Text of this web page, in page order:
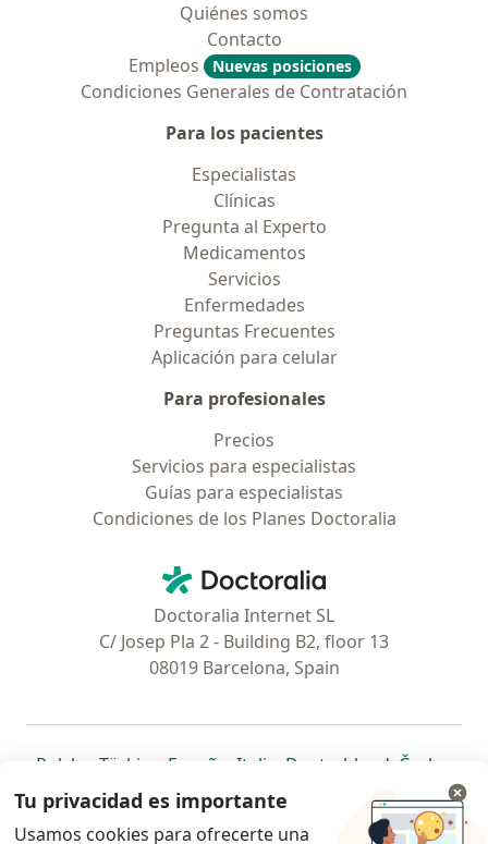
Quiénes somos
Contacto
Empleos
Nuevas posiciones
Condiciones Generales de Contratación
Para los pacientes
Especialistas
Clínicas
Pregunta al Experto
Medicamentos
Servicios
Enfermedades
Preguntas Frecuentes
Aplicación para celular
Para profesionales
Precios
Servicios para especialistas
Guías para especialistas
Condiciones de los Planes Doctoralia
Doctoralia - Página de inicio
Doctoralia Internet SL
C/ Josep Pla 2 - Building B2, floor 13
08019 Barcelona, Spain
Polska se abre en una nueva pestaña
Türkiye se abre en una nueva pestaña
España se abre en una nueva pestaña
Italia se abre en una nueva
Deutschlandse abre en
Česko
Portugal
se abre en una nueva pestaña
México se abre en una nueva pestaña
Chile se abre en una nueva pestaña
Brasil se abre en una nueva
se abre en
se
se abre en una nueva
Tu privacidad es importante
Usamos cookies para ofrecerte una